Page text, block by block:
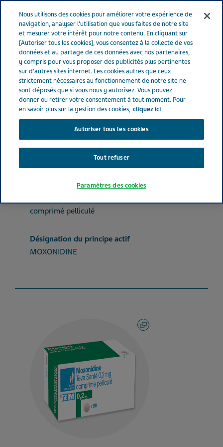
Menu
France Nos Produits
MOXONIDINE TEVA SANTE® 0.2 mg (bte
de 90)
MOXONIDINE TEVA
SANTE® 0.2 mg (bte de 90)
MOXONIDINE
comprimé pelliculé
Désignation du principe actif
MOXONIDINE
Nous utilisons des cookies pour améliorer votre expérience de
navigation, analyser l’utilisation que vous faites de notre site
et mesurer votre intérêt pour notre contenu. En cliquant sur
[Autoriser tous les cookies], vous consentez à la collecte de vos
données et au partage de ces données avec nos partenaires,
y compris pour vous proposer des publicités plus pertinentes
sur d'autres sites internet. Les cookies autres que ceux
strictement nécessaires au fonctionnement de notre site ne
sont déposés que si vous nous y autorisez. Vous pouvez
donner ou retirer votre consentement à tout moment. Pour
en savoir plus sur la gestion des cookies, cliquez ici
Autoriser tous les cookies
Tout refuser
Paramètres des cookies